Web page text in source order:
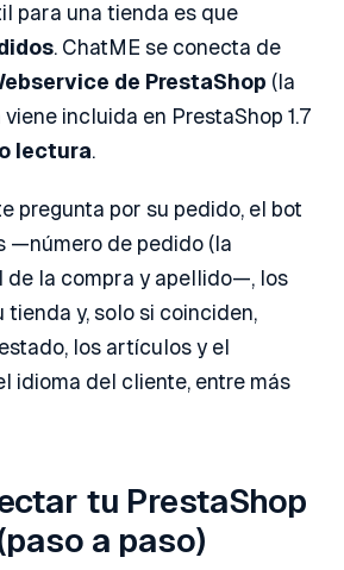
para una tienda es que
. ChatME se conecta de
de PrestaShop (la
incluida en PrestaShop 1.7
lectura.
pregunta por su pedido, el bot
—número de pedido (la
de la compra y apellido—, los
y, solo si coinciden,
los artículos y el
idioma del cliente, entre más
tu PrestaShop
a paso)